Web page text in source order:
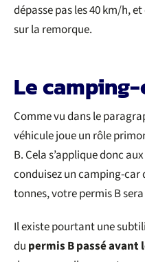
dépasse pas les 40 km/h,
sur la remorque.
Le
Comme vu dans le
véhicule joue un rôle
B. Cela s’applique donc
conduisez un camping-car
tonnes, votre permis B
Il existe pourtant une
du permis B passé avant